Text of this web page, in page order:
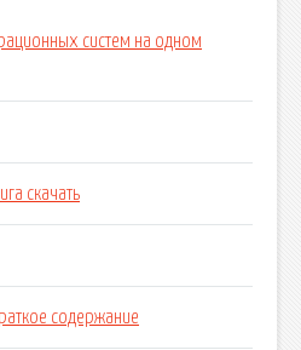
систем на одном
скачать
содержание